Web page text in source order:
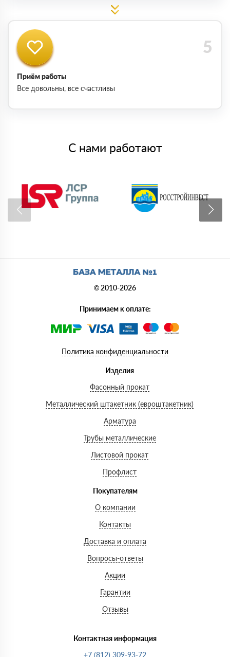
Приём работы
Все довольны, все счастливы
С нами работают
© 2010-2026
Принимаем к оплате:
Политика конфиденциальности
Изделия
Фасонный прокат
Металлический штакетник (евроштакетник)
Арматура
Трубы металлические
Листовой прокат
Профлист
Покупателям
О компании
Контакты
Доставка и оплата
Вопросы-ответы
Акции
Гарантии
Отзывы
Контактная информация
+7 (812) 309-93-72